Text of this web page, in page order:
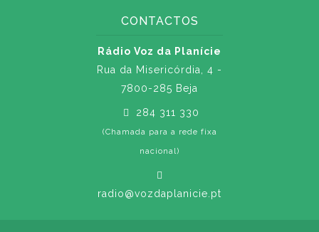
CONTACTOS
Rádio Voz da Planície
Rua da Misericórdia, 4 -
7800-285 Beja
284 311 330
(Chamada para a rede fixa
nacional)
radio@vozdaplanicie.pt